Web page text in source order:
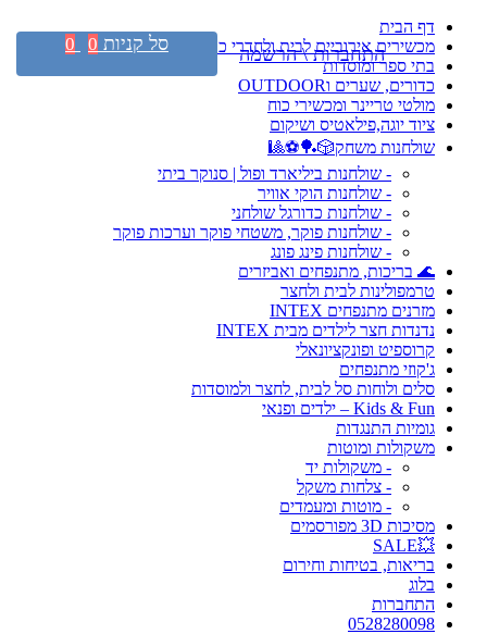
דף הבית
מכשירים אירוביים לבית ולחדרי כושר
בתי ספר ומוסדות
כדורים, שערים וOUTDOOR
מולטי טריינר ומכשירי כוח
ציוד יוגה,פילאטיס ושיקום
שולחנות משחק🎲🏓⚽🎱
- שולחנות ביליארד ופול | סנוקר ביתי
- שולחנות הוקי אוויר
- שולחנות כדורגל שולחני
- שולחנות פוקר, משטחי פוקר וערכות פוקר
- שולחנות פינג פונג
🌊 בריכות, מתנפחים ואביזרים
טרמפולינות לבית ולחצר
מזרנים מתנפחים INTEX
נדנדות חצר לילדים מבית INTEX
קרוספיט ופונקציונאלי
ג'קוזי מתנפחים
סלים ולוחות סל לבית, לחצר ולמוסדות
Kids & Fun – ילדים ופנאי
גומיות התנגדות
משקולות ומוטות
- משקולות יד
- צלחות משקל
- מוטות ומעמדים
מסיכות 3D מפורסמים
💥SALE
בריאות, בטיחות וחירום
בלוג
התחברות
0528280098
התחברות \ הרשמה סל קניות 0
0